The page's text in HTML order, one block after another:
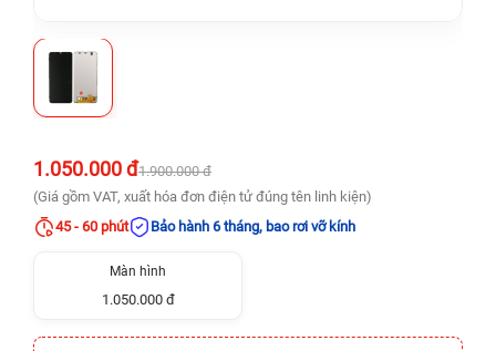
1.050.000 đ1.900.000 đ
(Giá gồm VAT, xuất hóa đơn điện tử đúng tên linh kiện)
45 - 60 phút
Bảo hành 6 tháng, bao rơi vỡ kính
Màn hình
1.050.000 đ